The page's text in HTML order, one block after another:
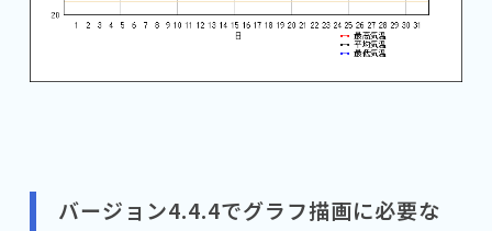
バージョン4.4.4でグラフ描画に必要な